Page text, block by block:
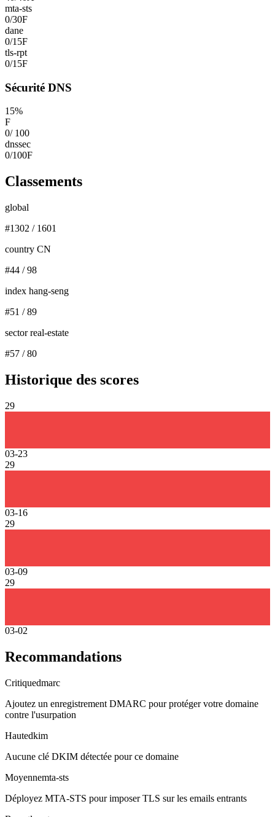
mta-sts
0/30F
dane
0/15F
tls-rpt
0/15F
Sécurité DNS
15%
F
0/ 100
dnssec
0/100F
Classements
global
#1302 / 1601
country CN
#44 /98
index hang-seng
#51 /89
sector real-estate
#57 /80
Historique des scores
29
03-23
29
03-16
29
03-09
29
03-02
Recommandations
Critiquedmarc
Ajoutez un enregistrement DMARC pour protéger votre domaine
contre l'usurpation
Hautedkim
Aucune clé DKIM détectée pour ce domaine
Moyennemta-sts
Déployez MTA-STS pour imposer TLS sur les emails entrants